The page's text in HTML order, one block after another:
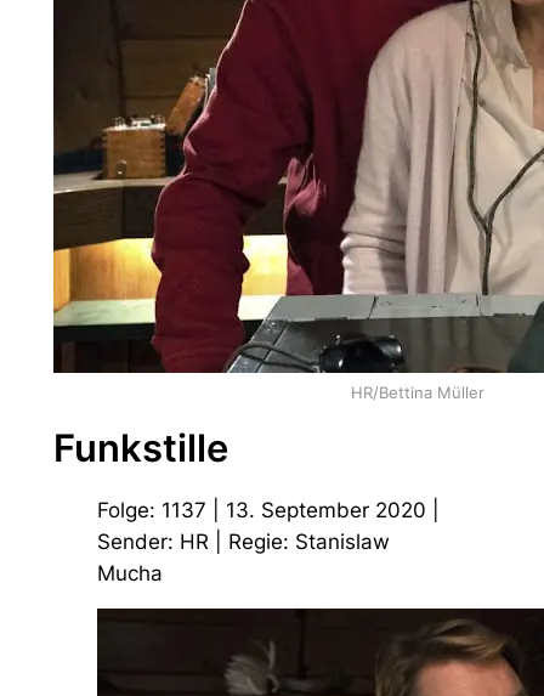
HR/Bettina Müller
Funkstille
Folge: 1137 | 13. September 2020 |
Sender: HR | Regie: Stanislaw
Mucha